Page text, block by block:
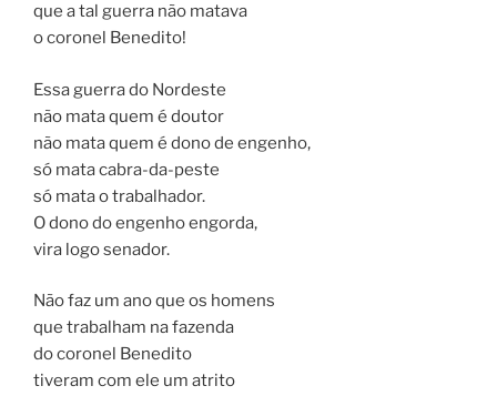
que a tal guerra não matava
o coronel Benedito!
Essa guerra do Nordeste
não mata quem é doutor
não mata quem é dono de engenho,
só mata cabra-da-peste
só mata o trabalhador.
O dono do engenho engorda,
vira logo senador.
Não faz um ano que os homens
que trabalham na fazenda
do coronel Benedito
tiveram com ele um atrito